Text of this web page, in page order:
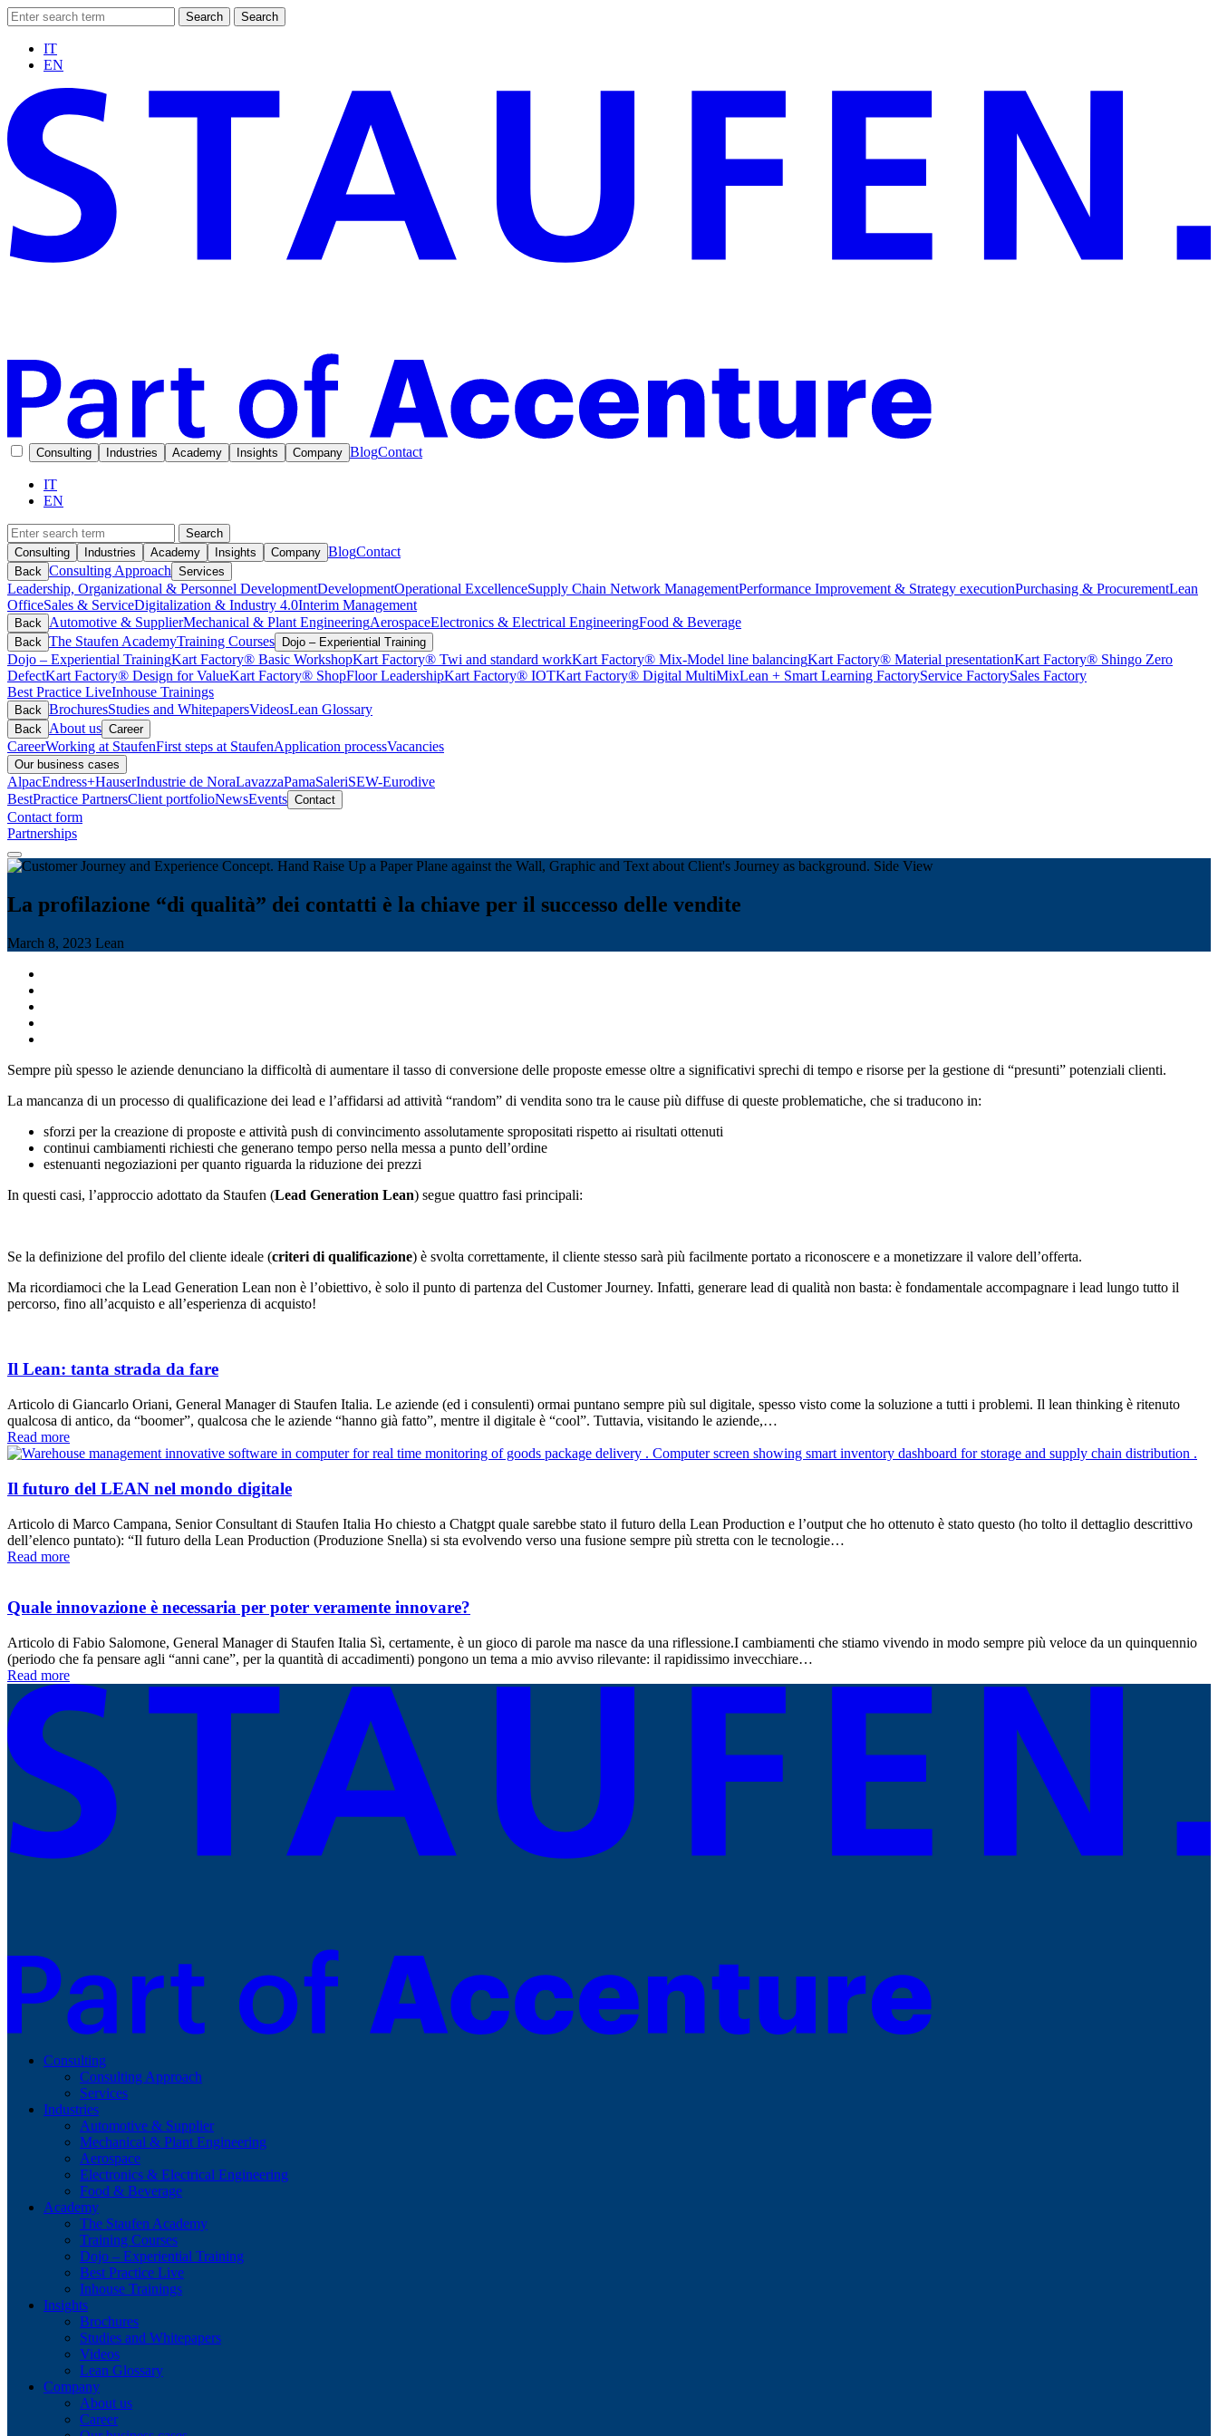
Search Search
IT
EN
Consulting Industries Academy Insights Company BlogContact
IT
EN
Search
Consulting
Industries Academy Insights Company BlogContact
Back Consulting Approach Services
Leadership, Organizational & Personnel DevelopmentDevelopmentOperational ExcellenceSupply Chain Network ManagementPerformance Improvement & Strategy executionPurchasing & ProcurementLean
OfficeSales & ServiceDigitalization & Industry 4.0Interim Management
Back Automotive & SupplierMechanical & Plant EngineeringAerospaceElectronics & Electrical EngineeringFood & Beverage
Back The Staufen AcademyTraining Courses Dojo – Experiential Training
Dojo – Experiential TrainingKart Factory® Basic WorkshopKart Factory® Twi and standard workKart Factory® Mix-Model line balancingKart Factory® Material presentationKart Factory® Shingo Zero
DefectKart Factory® Design for ValueKart Factory® ShopFloor LeadershipKart Factory® IOTKart Factory® Digital MultiMixLean + Smart Learning FactoryService FactorySales Factory
Best Practice LiveInhouse Trainings
Back BrochuresStudies and WhitepapersVideosLean Glossary
Back About us Career
CareerWorking at StaufenFirst steps at StaufenApplication processVacancies
Our business cases
AlpacEndress+HauserIndustrie de NoraLavazzaPamaSaleriSEW-Eurodive
BestPractice PartnersClient portfolioNewsEvents Contact
Contact form
Partnerships
La profilazione “di qualità” dei contatti è la chiave per il successo delle vendite
March 8, 2023 Lean
Sempre più spesso le aziende denunciano la difficoltà di aumentare il tasso di conversione delle proposte emesse oltre a significativi sprechi di tempo e risorse per la gestione di “presunti” potenziali clienti.
La mancanza di un processo di qualificazione dei lead e l’affidarsi ad attività “random” di vendita sono tra le cause più diffuse di queste problematiche, che si traducono in:
sforzi per la creazione di proposte e attività push di convincimento assolutamente spropositati rispetto ai risultati ottenuti
continui cambiamenti richiesti che generano tempo perso nella messa a punto dell’ordine
estenuanti negoziazioni per quanto riguarda la riduzione dei prezzi
In questi casi, l’approccio adottato da Staufen (Lead Generation Lean) segue quattro fasi principali:
Se la definizione del profilo del cliente ideale (criteri di qualificazione) è svolta correttamente, il cliente stesso sarà più facilmente portato a riconoscere e a monetizzare il valore dell’offerta.
Ma ricordiamoci che la Lead Generation Lean non è l’obiettivo, è solo il punto di partenza del Customer Journey. Infatti, generare lead di qualità non basta: è fondamentale accompagnare i lead lungo tutto il
percorso, fino all’acquisto e all’esperienza di acquisto!
Il Lean: tanta strada da fare
Articolo di Giancarlo Oriani, General Manager di Staufen Italia. Le aziende (ed i consulenti) ormai puntano sempre più sul digitale, spesso visto come la soluzione a tutti i problemi. Il lean thinking è ritenuto
qualcosa di antico, da “boomer”, qualcosa che le aziende “hanno già fatto”, mentre il digitale è “cool”. Tuttavia, visitando le aziende,…
Read more
Il futuro del LEAN nel mondo digitale
Articolo di Marco Campana, Senior Consultant di Staufen Italia Ho chiesto a Chatgpt quale sarebbe stato il futuro della Lean Production e l’output che ho ottenuto è stato questo (ho tolto il dettaglio descrittivo
dell’elenco puntato): “Il futuro della Lean Production (Produzione Snella) si sta evolvendo verso una fusione sempre più stretta con le tecnologie…
Read more
Quale innovazione è necessaria per poter veramente innovare?
Articolo di Fabio Salomone, General Manager di Staufen Italia Sì, certamente, è un gioco di parole ma nasce da una riflessione.I cambiamenti che stiamo vivendo in modo sempre più veloce da un quinquennio
(periodo che fa pensare agli “anni cane”, per la quantità di accadimenti) pongono un tema a mio avviso rilevante: il rapidissimo invecchiare…
Read more
Consulting
Consulting Approach
Services
Industries
Automotive & Supplier
Mechanical & Plant Engineering
Aerospace
Electronics & Electrical Engineering
Food & Beverage
Academy
The Staufen Academy
Training Courses
Dojo – Experiential Training
Best Practice Live
Inhouse Trainings
Insights
Brochures
Studies and Whitepapers
Videos
Lean Glossary
Company
About us
Career